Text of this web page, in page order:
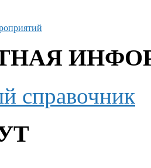
справочник